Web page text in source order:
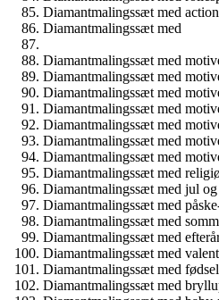
Diamantmalingssæt med
Diamantmalingssæt med
Diamantmalingssæt med
Diamantmalingssæt med
Diamantmalingssæt med
Diamantmalingssæt med
Diamantmalingssæt med
Diamantmalingssæt med
Diamantmalingssæt med
Diamantmalingssæt med
Diamantmalingssæt med jul
Diamantmalingssæt med
Diamantmalingssæt med
Diamantmalingssæt med
Diamantmalingssæt med
Diamantmalingssæt med
Diamantmalingssæt med